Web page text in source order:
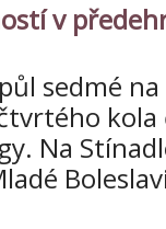
v
sedmé
kola
Na